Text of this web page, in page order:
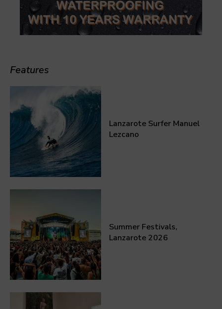
Features
Lanzarote Surfer Manuel
Lezcano
Summer Festivals,
Lanzarote 2026